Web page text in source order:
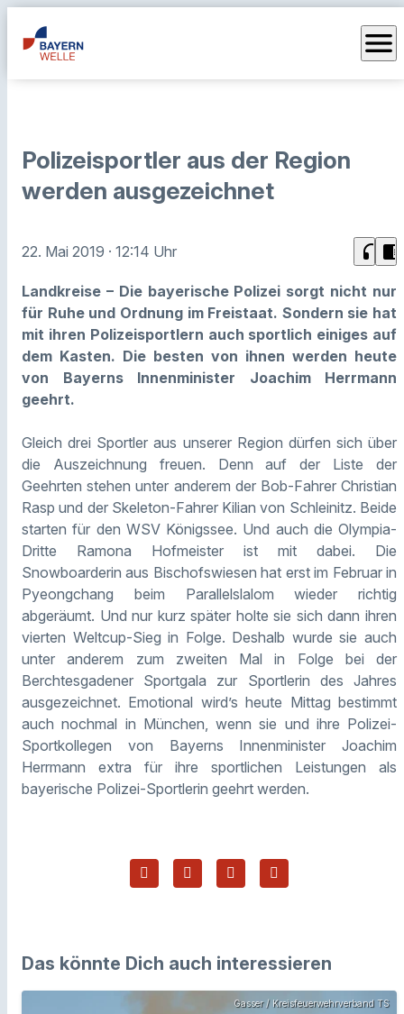
menu
Polizeisportler aus der Region
werden ausgezeichnet
22. Mai 2019 · 12:14 Uhr headphones chrome_reader_mode
Landkreise – Die bayerische Polizei sorgt nicht nur
für Ruhe und Ordnung im Freistaat. Sondern sie hat
mit ihren Polizeisportlern auch sportlich einiges auf
dem Kasten. Die besten von ihnen werden heute
von Bayerns Innenminister Joachim Herrmann
geehrt.
Gleich drei Sportler aus unserer Region dürfen sich über
die Auszeichnung freuen. Denn auf der Liste der
Geehrten stehen unter anderem der Bob-Fahrer Christian
Rasp und der Skeleton-Fahrer Kilian von Schleinitz. Beide
starten für den WSV Königssee. Und auch die Olympia-
Dritte Ramona Hofmeister ist mit dabei. Die
Snowboarderin aus Bischofswiesen hat erst im Februar in
Pyeongchang beim Parallelslalom wieder richtig
abgeräumt. Und nur kurz später holte sie sich dann ihren
vierten Weltcup-Sieg in Folge. Deshalb wurde sie auch
unter anderem zum zweiten Mal in Folge bei der
Berchtesgadener Sportgala zur Sportlerin des Jahres
ausgezeichnet. Emotional wird’s heute Mittag bestimmt
auch nochmal in München, wenn sie und ihre Polizei-
Sportkollegen von Bayerns Innenminister Joachim
Herrmann extra für ihre sportlichen Leistungen als
bayerische Polizei-Sportlerin geehrt werden.
Das könnte Dich auch interessieren
Gasser / Kreisfeuerwehrverband TS